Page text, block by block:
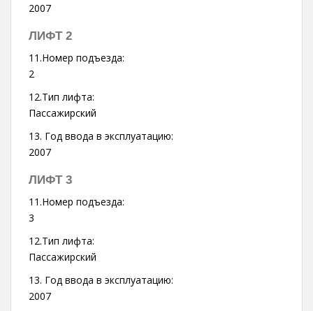
2007
ЛИФТ 2
11.Номер подъезда:
2
12.Тип лифта:
Пассажирский
13. Год ввода в эксплуатацию:
2007
ЛИФТ 3
11.Номер подъезда:
3
12.Тип лифта:
Пассажирский
13. Год ввода в эксплуатацию:
2007